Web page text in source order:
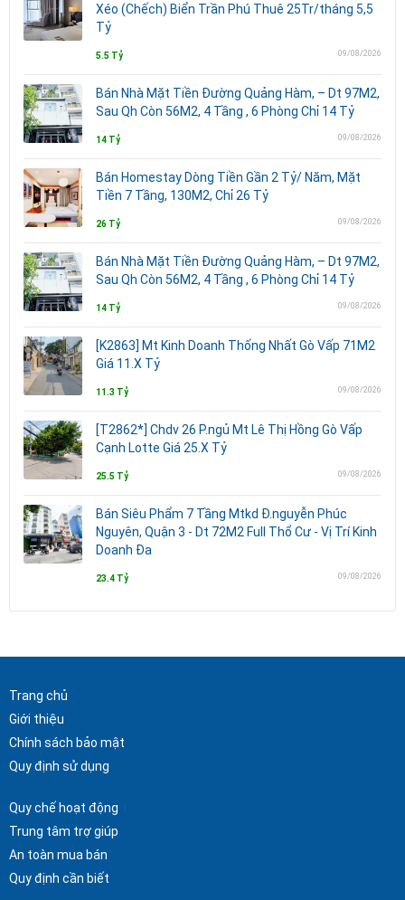
Xéo (Chếch) Biển Trần Phú Thuê 25Tr/tháng 5,5
Tỷ
5.5 Tỷ 09/08/2026
Bán Nhà Mặt Tiền Đường Quảng Hàm, – Dt 97M2,
Sau Qh Còn 56M2, 4 Tầng , 6 Phòng Chỉ 14 Tỷ
14 Tỷ 09/08/2026
Bán Homestay Dòng Tiền Gần 2 Tỷ/ Năm, Mặt
Tiền 7 Tầng, 130M2, Chỉ 26 Tỷ
26 Tỷ 09/08/2026
Bán Nhà Mặt Tiền Đường Quảng Hàm, – Dt 97M2,
Sau Qh Còn 56M2, 4 Tầng , 6 Phòng Chỉ 14 Tỷ
14 Tỷ 09/08/2026
[K2863] Mt Kinh Doanh Thống Nhất Gò Vấp 71M2
Giá 11.X Tỷ
11.3 Tỷ 09/08/2026
[T2862*] Chdv 26 P.ngủ Mt Lê Thị Hồng Gò Vấp
Cạnh Lotte Giá 25.X Tỷ
25.5 Tỷ 09/08/2026
Bán Siêu Phẩm 7 Tầng Mtkd Đ.nguyễn Phúc
Nguyên, Quận 3 - Dt 72M2 Full Thổ Cư - Vị Trí Kinh
Doanh Đa
23.4 Tỷ 09/08/2026
Trang chủ
Giới thiệu
Chính sách bảo mật
Quy định sử dụng
Quy chế hoạt động
Trung tâm trợ giúp
An toàn mua bán
Quy định cần biết